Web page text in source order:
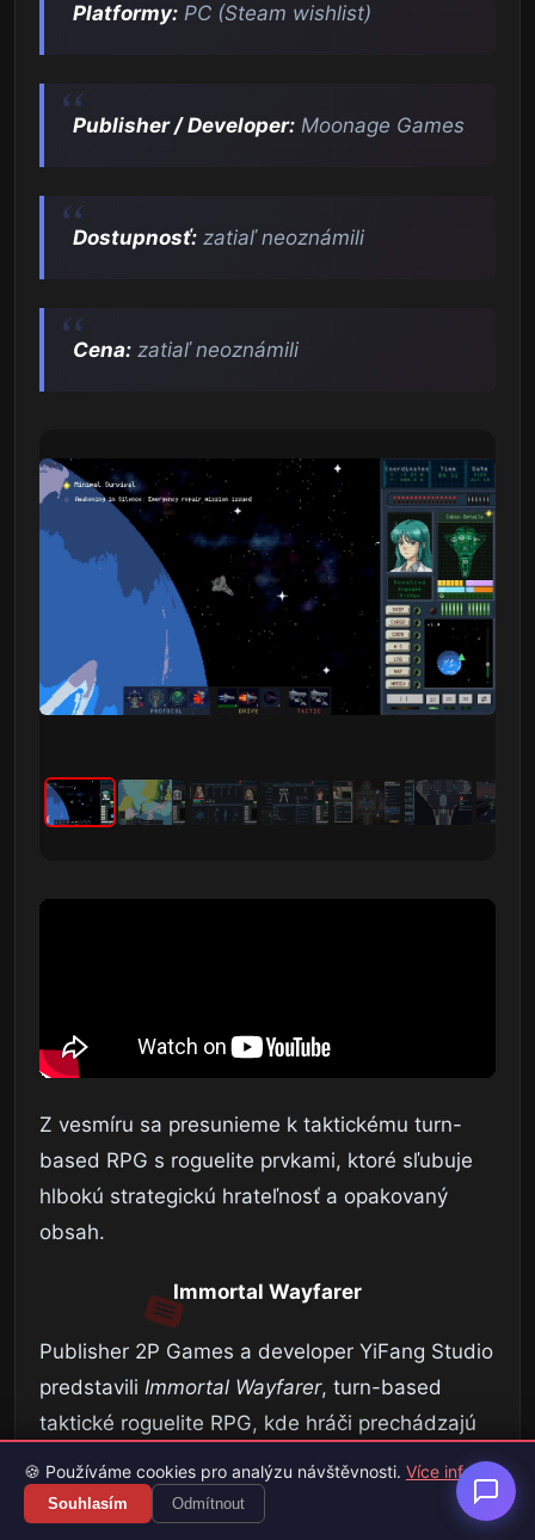
Platformy: PC (Steam wishlist)
Publisher / Developer: Moonage Games
Dostupnosť: zatiaľ neoznámili
Cena: zatiaľ neoznámili
Z vesmíru sa presunieme k taktickému turn-
based RPG s roguelite prvkami, ktoré sľubuje
hlbokú strategickú hrateľnosť a opakovaný
obsah.
Immortal Wayfarer
Publisher 2P Games a developer YiFang Studio
predstavili Immortal Wayfarer, turn-based
taktické roguelite RPG, kde hráči prechádzajú
náhodne generovanými dungeonmi. Hra
používa tradičné roguelike princípy, kde
nepriatelia konajú iba vtedy, keď hráč vykoná
🍪 Používáme cookies pro analýzu návštěvnosti. Více info
Souhlasím Odmítnout